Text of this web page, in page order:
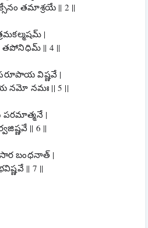
తమాశ్రయే || 2 ||
|
తపోనిధిమ్ || 4 ||
విష్ణవే |
నమో నమః || 5 ||
|
|| 6 ||
బంధనాత్ |
|| 7 ||